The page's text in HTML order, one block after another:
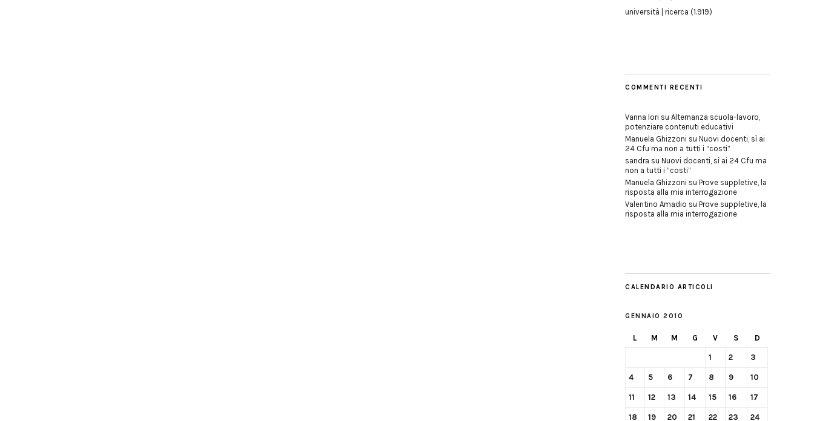
università | ricerca (1.919)
COMMENTI RECENTI
Vanna Iori su Alternanza scuola-lavoro,
potenziare contenuti educativi
Manuela Ghizzoni su Nuovi docenti, sì ai
24 Cfu ma non a tutti i “costi”
sandra su Nuovi docenti, sì ai 24 Cfu ma
non a tutti i “costi”
Manuela Ghizzoni su Prove suppletive, la
risposta alla mia interrogazione
Valentino Amadio su Prove suppletive, la
risposta alla mia interrogazione
CALENDARIO ARTICOLI
GENNAIO 2010
L M M G V S D
1 2 3
4 5 6 7 8 9 10
11 12 13 14 15 16 17
18 19 20 21 22 23 24